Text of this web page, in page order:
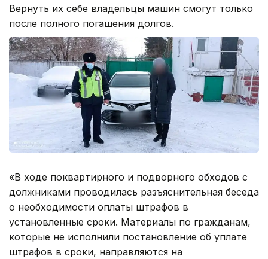
Вернуть их себе владельцы машин смогут только
после полного погашения долгов.
«В ходе поквартирного и подворного обходов с
должниками проводилась разъяснительная беседа
о необходимости оплаты штрафов в
установленные сроки. Материалы по гражданам,
которые не исполнили постановление об уплате
штрафов в сроки, направляются на